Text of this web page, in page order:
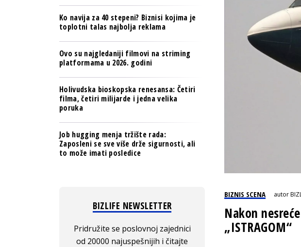
OSIGURANJE
TECH I AI
BIZNIS & SPORT
PULS REGIONA
NOVO NA RAFU
PULS REGIONA
BIZNIS SCENA autor
Nakon
„ISTRAGOM“
Ko navija za 40 stepeni? Biznisi kojima je
toplotni talas najbolja reklama
Ovo su najgledaniji filmovi na striming
platformama u 2026. godini
Holivudska bioskopska renesansa: Četiri
filma, četiri milijarde i jedna velika
poruka
Job hugging menja tržište rada:
Zaposleni se sve više drže sigurnosti, ali
to može imati posledice
BIZLIFE NEWSLETTER
Pridružite se poslovnoj zajednici
od 20000 najuspešnijih i čitajte